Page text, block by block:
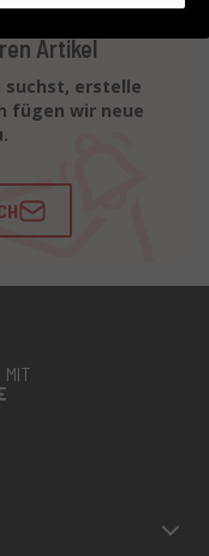
Artikel
suchst, erstelle
fügen wir neue
MIT